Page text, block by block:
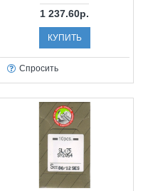
1 237.60р.
КУПИТЬ
Спросить